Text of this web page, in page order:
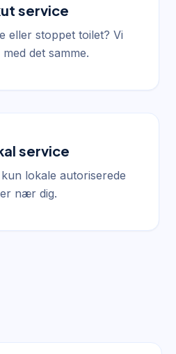
service
eller stoppet toilet? Vi
det samme.
service
lokale autoriserede
nær dig.